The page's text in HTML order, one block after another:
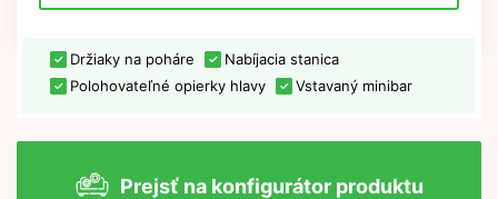
Držiaky na poháre
Nabíjacia stanica
Polohovateľné opierky hlavy
Vstavaný minibar
Prejsť na konfigurátor produktu